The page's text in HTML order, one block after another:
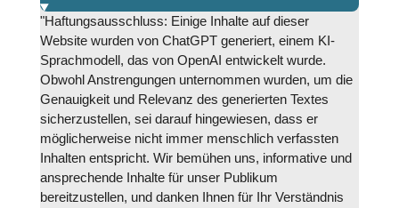
"Haftungsausschluss: Einige Inhalte auf dieser
Website wurden von ChatGPT generiert, einem KI-
Sprachmodell, das von OpenAI entwickelt wurde.
Obwohl Anstrengungen unternommen wurden, um die
Genauigkeit und Relevanz des generierten Textes
sicherzustellen, sei darauf hingewiesen, dass er
möglicherweise nicht immer menschlich verfassten
Inhalten entspricht. Wir bemühen uns, informative und
ansprechende Inhalte für unser Publikum
bereitzustellen, und danken Ihnen für Ihr Verständnis